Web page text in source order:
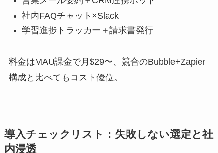
社内FAQチャット×Slack
学習進捗トラッカー＋請求書発行
料金はMAU課金で月$29〜、競合のBubble+Zapier
構成と比べてもコスト優位。
導入チェックリスト：失敗しない選定と社
内浸透